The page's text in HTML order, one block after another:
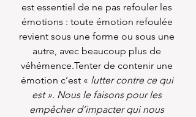
est essentiel de ne pas refouler les
émotions : toute émotion refoulée
revient sous une forme ou sous une
autre, avec beaucoup plus de
véhémence.Tenter de contenir une
émotion c’est « lutter contre ce qui
est ». Nous le faisons pour les
empêcher d’impacter qui nous